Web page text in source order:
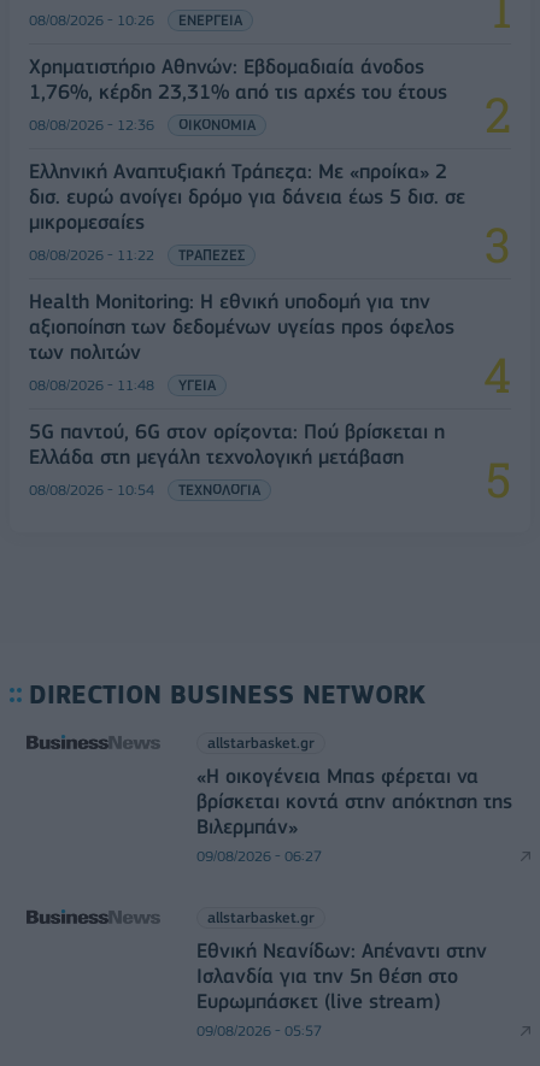
08/08/2026 - 10:26 ΕΝΕΡΓΕΙΑ
Χρηματιστήριο Αθηνών: Εβδομαδιαία άνοδος
1,76%, κέρδη 23,31% από τις αρχές του έτους
08/08/2026 - 12:36 ΟΙΚΟΝΟΜΙΑ
Ελληνική Αναπτυξιακή Τράπεζα: Με «προίκα» 2
δισ. ευρώ ανοίγει δρόμο για δάνεια έως 5 δισ. σε
μικρομεσαίες
08/08/2026 - 11:22 ΤΡΑΠΕΖΕΣ
Health Monitoring: Η εθνική υποδομή για την
αξιοποίηση των δεδομένων υγείας προς όφελος
των πολιτών
08/08/2026 - 11:48 ΥΓΕΙΑ
5G παντού, 6G στον ορίζοντα: Πού βρίσκεται η
Ελλάδα στη μεγάλη τεχνολογική μετάβαση
08/08/2026 - 10:54 ΤΕΧΝΟΛΟΓΙΑ
DIRECTION BUSINESS NETWORK
allstarbasket.gr
«Η οικογένεια Μπας φέρεται να
βρίσκεται κοντά στην απόκτηση της
Βιλερμπάν»
09/08/2026 - 06:27
allstarbasket.gr
Εθνική Νεανίδων: Απέναντι στην
Ισλανδία για την 5η θέση στο
Ευρωμπάσκετ (live stream)
09/08/2026 - 05:57